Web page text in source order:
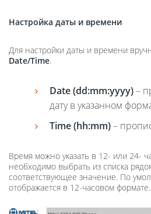
Настройка даты и времени
Для настройки даты и времени
Date/Time.
Date (dd:mm:yyyy)–
дату в указанном
Time (hh:mm)–
Время можно указать в 12- или 24-
необходимо выбрать из списка
соответствующее значение. По
отображается в 12-часовом формате.